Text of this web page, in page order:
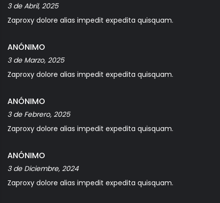
3 de Abril, 2025
Zaproxy dolore alias impedit expedita quisquam.
ANÓNIMO
3 de Marzo, 2025
Zaproxy dolore alias impedit expedita quisquam.
ANÓNIMO
3 de Febrero, 2025
Zaproxy dolore alias impedit expedita quisquam.
ANÓNIMO
3 de Diciembre, 2024
Zaproxy dolore alias impedit expedita quisquam.